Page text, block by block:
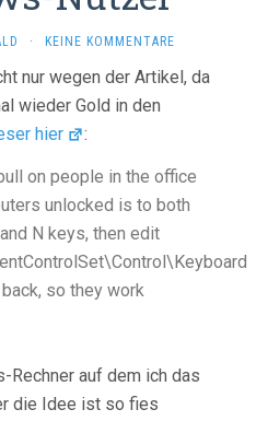
· KEINE KOMMENTARE
nur wegen der Artikel, da
wieder Gold in den
hier :
on people in the office
unlocked is to both
N keys, then edit
so they work
Rechner auf dem ich das
die Idee ist so fies